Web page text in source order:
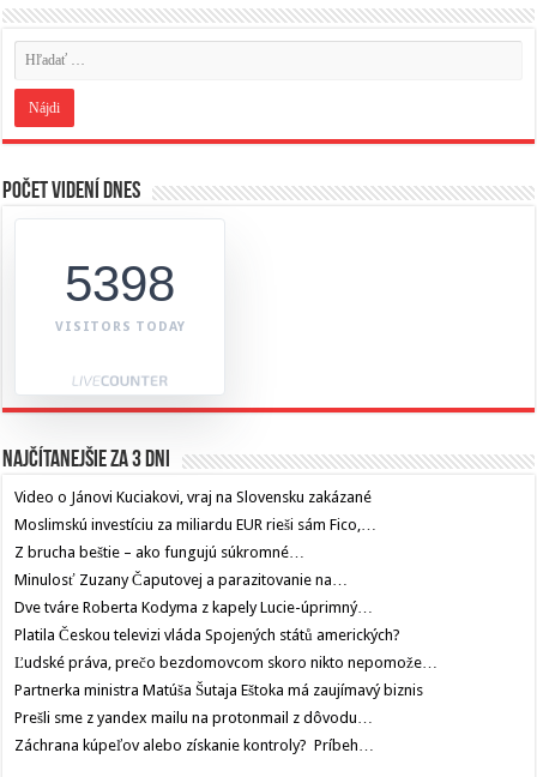
Počet videní dnes
5398
VISITORS TODAY
Najčítanejšie za 3 dni
Video o Jánovi Kuciakovi, vraj na Slovensku zakázané
Moslimskú investíciu za miliardu EUR rieši sám Fico,…
Z brucha beštie – ako fungujú súkromné…
Minulosť Zuzany Čaputovej a parazitovanie na…
Dve tváre Roberta Kodyma z kapely Lucie-úprimný…
Platila Českou televizi vláda Spojených států amerických?
Ľudské práva, prečo bezdomovcom skoro nikto nepomože…
Partnerka ministra Matúša Šutaja Eštoka má zaujímavý biznis
Prešli sme z yandex mailu na protonmail z dôvodu…
Záchrana kúpeľov alebo získanie kontroly? Príbeh…